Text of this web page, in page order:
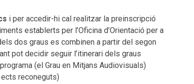
i per accedir-hi cal realitzar la preinscripció
establerts per l’Oficina d’Orientació per a
dos graus es combinen a partir del segon
pot decidir seguir l’itinerari dels graus
(el Grau en Mitjans Audiovisuals)
ects reconeguts)